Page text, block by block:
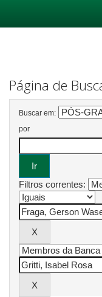
Página de
Buscar em:
por
Filtros correntes: